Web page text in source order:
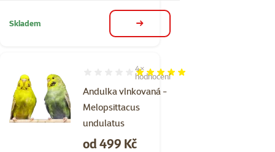
Skladem detail
Andulka vlnkovaná -
Melopsittacus
undulatus
Hodnocení 100%, počet hodnocení: 4
4×
hodnocení
Cena
od 499 Kč